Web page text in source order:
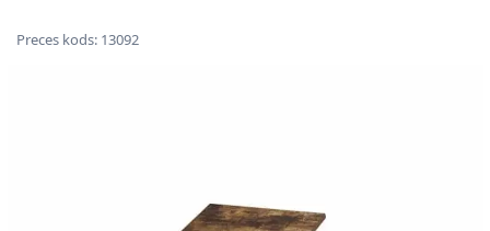
Preces kods: 13092